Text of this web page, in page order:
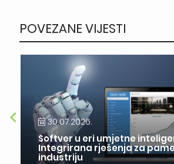
POVEZANE VIJESTI
30.07.2026.
Softver u eri umjetne
Integrirana rješenja za
industriju